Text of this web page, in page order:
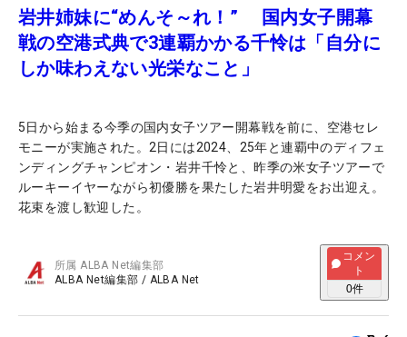
岩井姉妹に“めんそ～れ！” 国内女子開幕
戦の空港式典で3連覇かかる千怜は「自分に
しか味わえない光栄なこと」
5日から始まる今季の国内女子ツアー開幕戦を前に、空港セレ
モニーが実施された。2日には2024、25年と連覇中のディフェ
ンディングチャンピオン・岩井千怜と、昨季の米女子ツアーで
ルーキーイヤーながら初優勝を果たした岩井明愛をお出迎え。
花束を渡し歓迎した。
所属ALBA Net編集部
ALBA Net編集部 / ALBA Net
コメン
ト
0件